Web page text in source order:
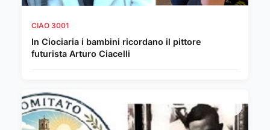
CIAO 3001
In Ciociaria i bambini ricordano il pittore
futurista Arturo Ciacelli